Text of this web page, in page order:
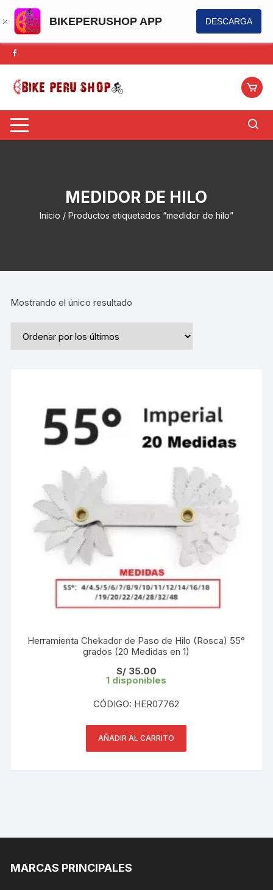
BIKEPERUSHOP APP DESCARGA
Saltar
al
contenido
MEDIDOR DE HILO
Inicio / Productos etiquetados “medidor de hilo”
Mostrando el único resultado
Herramienta Chekador de Paso de Hilo (Rosca) 55°
grados (20 Medidas en 1)
S/35.00
1 disponibles
CÓDIGO: HER07762
AÑADIR AL CARRITO
MARCAS PRINCIPALES